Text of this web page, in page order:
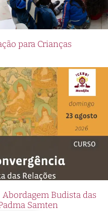
para Crianças
Budista das
Samten